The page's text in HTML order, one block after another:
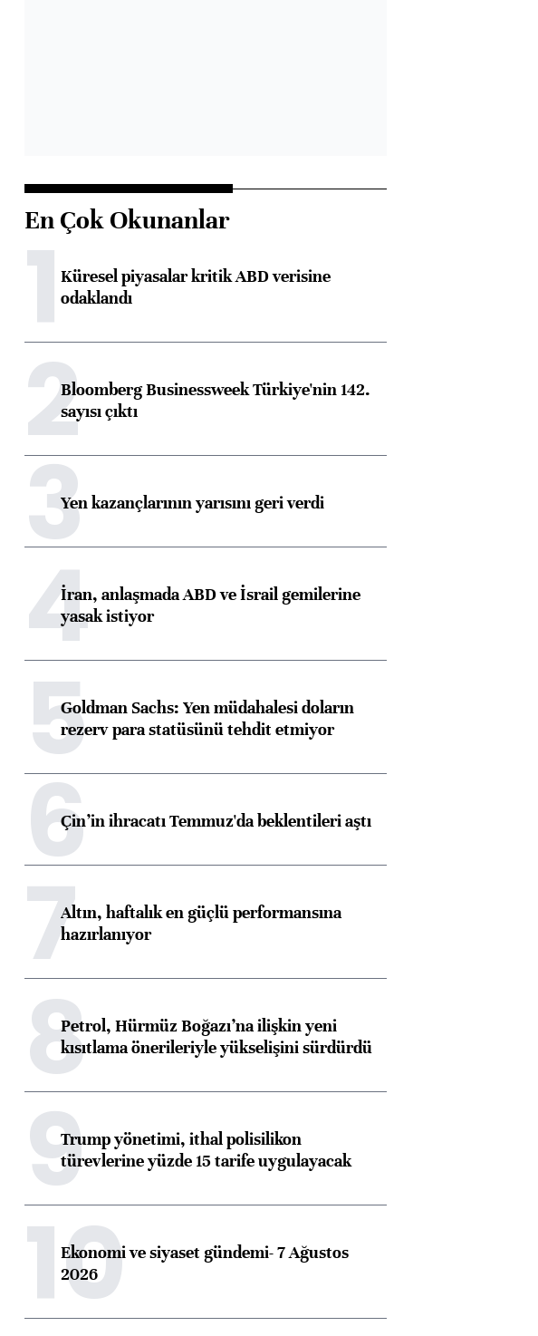
En Çok Okunanlar
1Küresel piyasalar kritik ABD verisine
odaklandı
2Bloomberg Businessweek Türkiye'nin 142.
sayısı çıktı
3Yen kazançlarının yarısını geri verdi
4İran, anlaşmada ABD ve İsrail gemilerine
yasak istiyor
5Goldman Sachs: Yen müdahalesi doların
rezerv para statüsünü tehdit etmiyor
6Çin’in ihracatı Temmuz'da beklentileri aştı
7Altın, haftalık en güçlü performansına
hazırlanıyor
8Petrol, Hürmüz Boğazı’na ilişkin yeni
kısıtlama önerileriyle yükselişini sürdürdü
9Trump yönetimi, ithal polisilikon
türevlerine yüzde 15 tarife uygulayacak
10
Ekonomi ve siyaset gündemi- 7 Ağustos
2026